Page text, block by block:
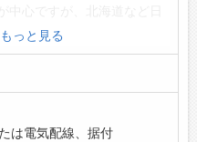
(中国、アメリカ、スペイ
が好きな方であれば歓迎し
もっと見る
は電気配線、据付